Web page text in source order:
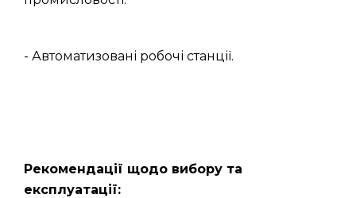
- Автоматизовані робочі станції.
Рекомендації щодо вибору та
експлуатації: